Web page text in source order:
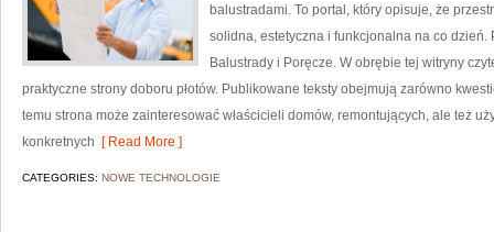
balustradami. To portal, który opisuje, że
solidna, estetyczna i funkcjonalna na co
Balustrady i Poręcze. W obrębie tej witryny
praktyczne strony doboru płotów. Publikowane teksty obejmują zarówno
temu strona może zainteresować właścicieli domów, remontujących, ale też
konkretnych [ Read More ]
CATEGORIES: NOWE TECHNOLOGIE